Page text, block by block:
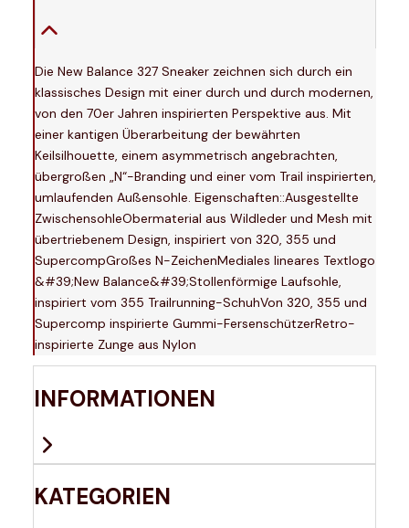
Die New Balance 327 Sneaker zeichnen sich durch ein
klassisches Design mit einer durch und durch modernen,
von den 70er Jahren inspirierten Perspektive aus. Mit
einer kantigen Überarbeitung der bewährten
Keilsilhouette, einem asymmetrisch angebrachten,
übergroßen „N“-Branding und einer vom Trail inspirierten,
umlaufenden Außensohle. Eigenschaften::Ausgestellte
ZwischensohleObermaterial aus Wildleder und Mesh mit
übertriebenem Design, inspiriert von 320, 355 und
SupercompGroßes N-ZeichenMediales lineares Textlogo
&#39;New Balance&#39;Stollenförmige Laufsohle,
inspiriert vom 355 Trailrunning-SchuhVon 320, 355 und
Supercomp inspirierte Gummi-FersenschützerRetro-
inspirierte Zunge aus Nylon
INFORMATIONEN
KATEGORIEN